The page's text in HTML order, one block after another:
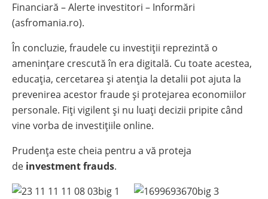
Financiară – Alerte investitori – Informări
(asfromania.ro).
În concluzie, fraudele cu investiții reprezintă o
amenințare crescută în era digitală. Cu toate acestea,
educația, cercetarea și atenția la detalii pot ajuta la
prevenirea acestor fraude și protejarea economiilor
personale. Fiți vigilent și nu luați decizii pripite când
vine vorba de investițiile online.
Prudența este cheia pentru a vă proteja
de investment frauds.